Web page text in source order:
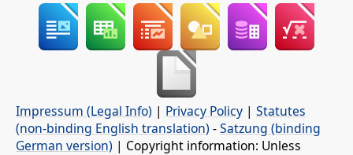
Impressum (Legal Info) | Privacy Policy | Statutes
(non-binding English translation) -Satzung (binding
German version) | Copyright information: Unless